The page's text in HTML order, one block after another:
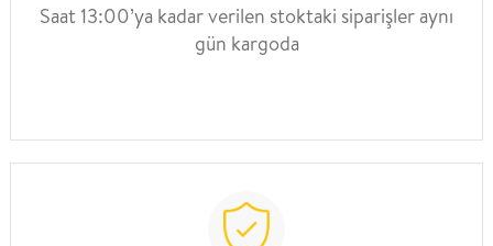
Saat 13:00’ya kadar verilen stoktaki siparişler aynı
gün kargoda